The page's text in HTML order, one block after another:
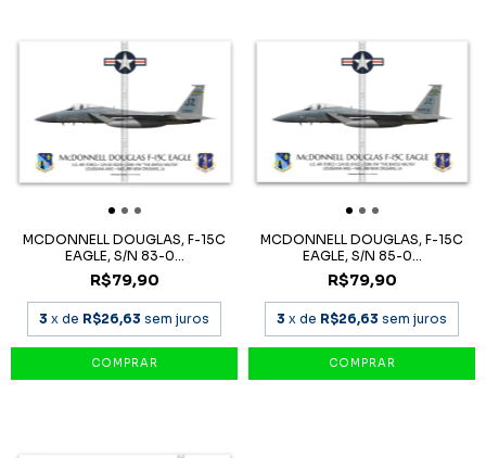
MCDONNELL DOUGLAS, F-15C
EAGLE, S/N 83-0...
R$79,90
3 x de R$26,63 sem juros
MCDONNELL DOUGLAS, F-15C
EAGLE, S/N 85-0...
R$79,90
3 x de R$26,63 sem juros